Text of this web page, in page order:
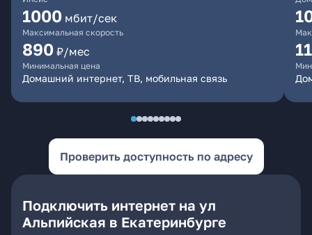
1000 мбит/сек
Максимальная скорость
890 ₽/мес
Минимальная цена
Домашний интернет, ТВ, мобильная связь
Проверить доступность по адресу
Подключить интернет на ул
Альпийская в Екатеринбурге